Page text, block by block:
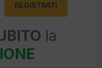
REGISTRATI
la